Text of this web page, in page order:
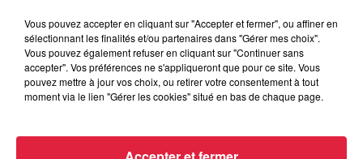
6 août 2026
Les dernières infos sur la venue du
pape à Metz en septembre
Vous pouvez accepter en cliquant sur "Accepter et fermer", ou affiner en
sélectionnant les finalités et/ou partenaires dans "Gérer mes choix".
Vous pouvez également refuser en cliquant sur "Continuer sans
accepter". Vos préférences ne s'appliqueront que pour ce site. Vous
pouvez mettre à jour vos choix, ou retirer votre consentement à tout
moment via le lien "Gérer les cookies" situé en bas de chaque page.